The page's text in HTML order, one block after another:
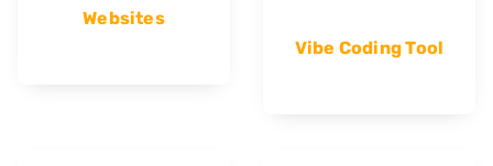
Websites
Vibe Coding Tool